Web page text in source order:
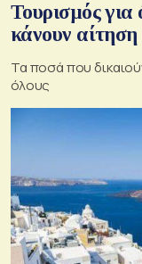
Τουρισμός
κάνουν
Τα ποσά που
όλους